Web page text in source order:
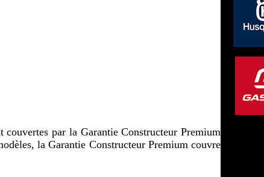
par la Garantie Constructeur Premium
la Garantie Constructeur Premium couvre